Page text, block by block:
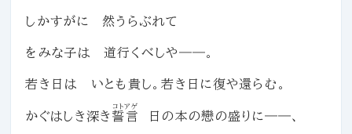
しかすがに 然うらぶれて
をみな子は 道行くべしや――。
若き日は いとも貴し。若き日に復や還らむ。
かぐはしき深き誓言
コトアゲ
日の本の戀の盛りに――、